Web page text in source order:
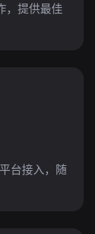
，提供最佳
台接入，随